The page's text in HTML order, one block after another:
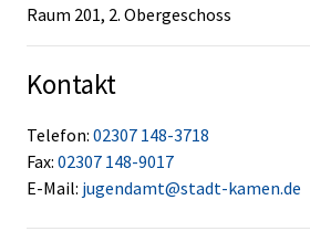
Raum 201, 2. Obergeschoss
Kontakt
Telefon: 02307 148-3718
Fax: 02307 148-9017
E-Mail: jugendamt@stadt-kamen.de